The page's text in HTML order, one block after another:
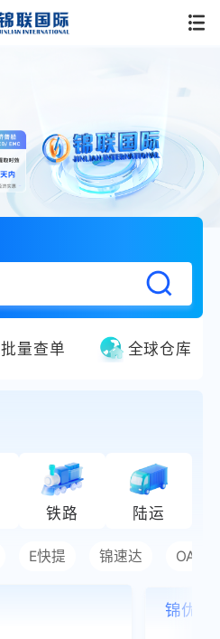
批量查单 全球仓库
铁路 陆运
E快提 锦速达 OA普
锦优达